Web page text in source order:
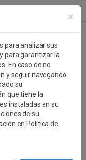
×
para analizar sus
para garantizar la
En caso de no
y seguir navegando
su
que tiene la
instaladas en su
de su
en Política de
gran variedad de